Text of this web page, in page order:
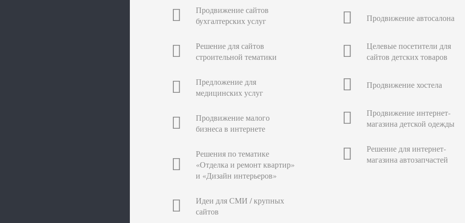
Продвижение сайтов
бухгалтерских услуг
Решение для сайтов
строительной тематики
Предложение для
медицинских услуг
Продвижение малого
бизнеса в интернете
Решения по тематике
«Отделка и ремонт квартир»
и «Дизайн интерьеров»
Идеи для СМИ / крупных
сайтов
Продвижение автосалона
Целевые посетители для
сайтов детских товаров
Продвижение хостела
Продвижение интернет-
магазина детской одежды
Решение для интернет-
магазина автозапчастей